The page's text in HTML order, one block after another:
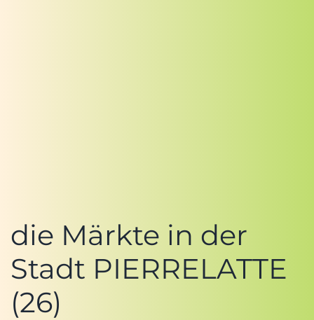
die Märkte in der
Stadt PIERRELATTE
(26)